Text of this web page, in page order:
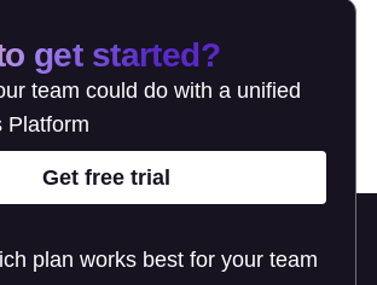
get started?
team could do with a unified
Platform
Get free trial
plan works best for your team